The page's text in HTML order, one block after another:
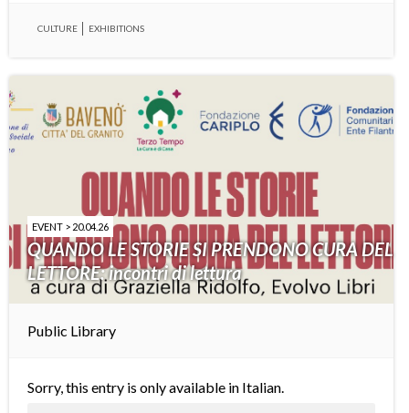
CULTURE EXHIBITIONS
EVENT > 20.04.26
QUANDO LE STORIE SI PRENDONO CURA DEL
LETTORE: incontri di lettura
Public Library
Sorry, this entry is only available in Italian.